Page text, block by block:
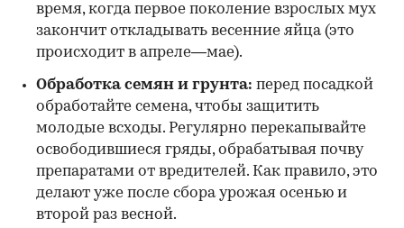
время, когда первое поколение взрослых мух
закончит откладывать весенние яйца (это
происходит в апреле—мае).
Обработка семян и грунта: перед посадкой
обработайте семена, чтобы защитить
молодые всходы. Регулярно перекапывайте
освободившиеся гряды, обрабатывая почву
препаратами от вредителей. Как правило, это
делают уже после сбора урожая осенью и
второй раз весной.